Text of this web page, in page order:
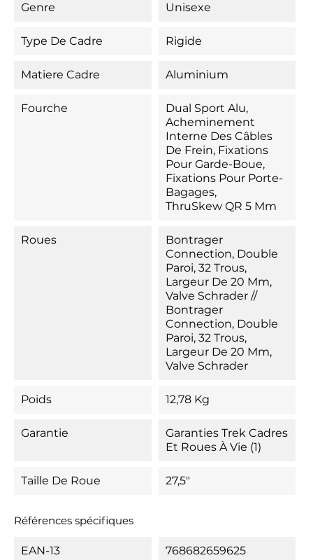
Genre Unisexe
Type De Cadre Rigide
Matiere Cadre Aluminium
Fourche
Dual Sport Alu,
Acheminement
Interne Des Câbles
De Frein, Fixations
Pour Garde-Boue,
Fixations Pour Porte-
Bagages,
ThruSkew QR 5 Mm
Roues
Bontrager
Connection, Double
Paroi, 32 Trous,
Largeur De 20 Mm,
Valve Schrader //
Bontrager
Connection, Double
Paroi, 32 Trous,
Largeur De 20 Mm,
Valve Schrader
Poids 12,78 Kg
Garantie
Garanties Trek Cadres
Et Roues À Vie (1)
Taille De Roue 27,5"
Références spécifiques
EAN-13 768682659625